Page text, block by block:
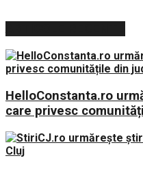
HelloConstanta.ro
care privesc